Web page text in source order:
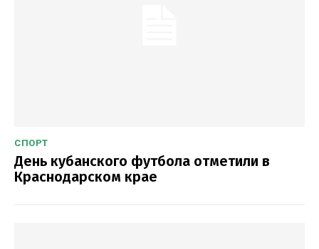
СПОРТ
День кубанского футбола отметили в
Краснодарском крае